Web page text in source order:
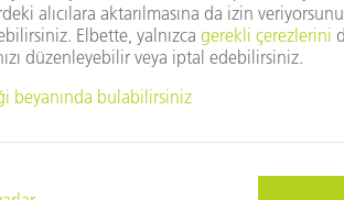
Açık ve
makası.